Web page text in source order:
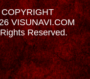
COPYRIGHT
VISUNAVI.COM
Reserved.